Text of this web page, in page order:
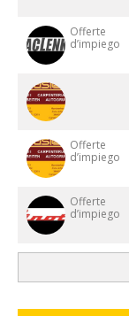
Offerte
d’impiego
Offerte
d’impiego
Offerte
d’impiego